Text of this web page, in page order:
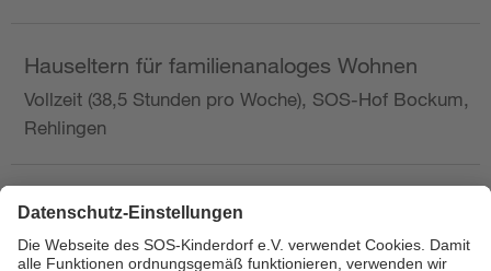
Hauseltern für familienanaloges Wohnen
Vollzeit (38,5 Stunden pro Woche), SOS-Hof Bockum,
Rehlingen
Hauswirtschafterin / Köchin (m/w/d) als
Ausbilderin (m/w/d) im Bereich